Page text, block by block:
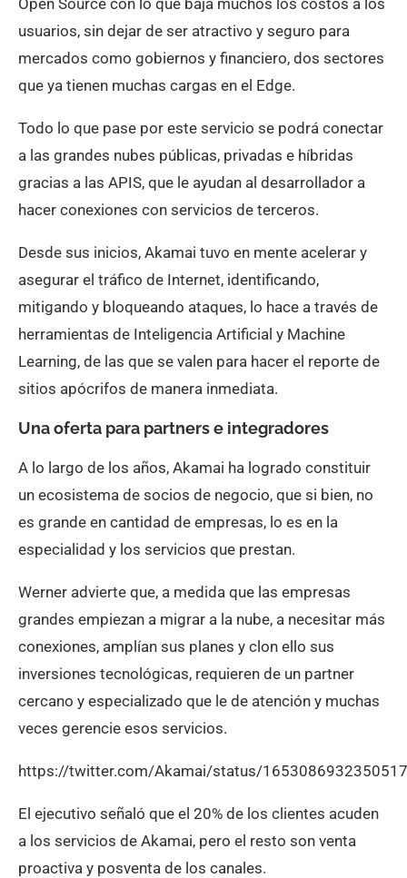
Open Source con lo que baja muchos los costos a los
usuarios, sin dejar de ser atractivo y seguro para
mercados como gobiernos y financiero, dos sectores
que ya tienen muchas cargas en el Edge.
Todo lo que pase por este servicio se podrá conectar
a las grandes nubes públicas, privadas e híbridas
gracias a las APIS, que le ayudan al desarrollador a
hacer conexiones con servicios de terceros.
Desde sus inicios, Akamai tuvo en mente acelerar y
asegurar el tráfico de Internet, identificando,
mitigando y bloqueando ataques, lo hace a través de
herramientas de Inteligencia Artificial y Machine
Learning, de las que se valen para hacer el reporte de
sitios apócrifos de manera inmediata.
Una oferta para partners e integradores
A lo largo de los años, Akamai ha logrado constituir
un ecosistema de socios de negocio, que si bien, no
es grande en cantidad de empresas, lo es en la
especialidad y los servicios que prestan.
Werner advierte que, a medida que las empresas
grandes empiezan a migrar a la nube, a necesitar más
conexiones, amplían sus planes y clon ello sus
inversiones tecnológicas, requieren de un partner
cercano y especializado que le de atención y muchas
veces gerencie esos servicios.
https://twitter.com/Akamai/status/
El ejecutivo señaló que el 20% de los clientes acuden
a los servicios de Akamai, pero el resto son venta
proactiva y posventa de los canales.